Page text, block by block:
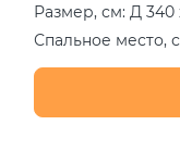
Размер, см: Д 340
Спальное место,